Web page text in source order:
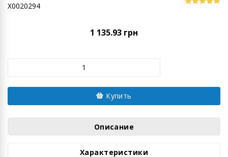
Х0020294
1 135.93 грн
Купить
Описание
Характеристики